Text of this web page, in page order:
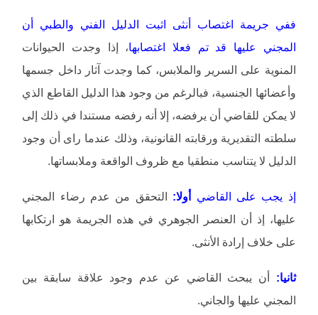
ففي جريمة اغتصاب أنثى اثبت الدليل الفني والطبي أن
المجني عليها قد تم فعلا اغتصابها، إذا وجدت الحيوانات
المنوية على السرير والملابس، كما وجدت آثار داخل جسمها
وأعضائها الجنسية، فبالرغم من وجود هذا الدليل القاطع الذي
لا يمكن للقاضي أن يرفضه، إلا أنه رفضه مستندا في ذلك إلى
سلطته التقديرية ورقابته القانونية، وذلك عندما راى أن وجود
الدليل لا يتناسب منطقيا مع ظروف الواقعة وملابساتها.
إذ يجب على القاضي أولا: التحقق من عدم رضاء المجني
عليها، إذ أن العنصر الجوهري في هذه الجريمة هو ارتكابها
على خلاف إرادة الأنثى.
ثانيا:
أن يبحث القاضي عن عدم وجود علاقة سابقة بين
المجني عليها والجاني.